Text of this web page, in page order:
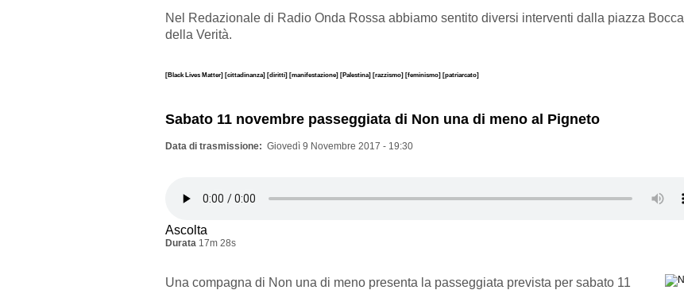
Nel Redazionale di Radio Onda Rossa abbiamo sentito diversi interventi dalla piazza Bocca
della Verità.
[Black Lives Matter] [cittadinanza] [diritti] [manifestazione] [Palestina] [razzismo] [feminismo] [patriarcato]
Sabato 11 novembre passeggiata di Non una di meno al Pigneto
Data di trasmissione Giovedì 9 Novembre 2017 - 19:30
Ascolta
Durata 17m 28s
Una compagna di Non una di meno presenta la passeggiata prevista per sabato 11